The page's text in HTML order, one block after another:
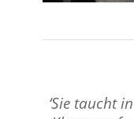
‘Sie taucht